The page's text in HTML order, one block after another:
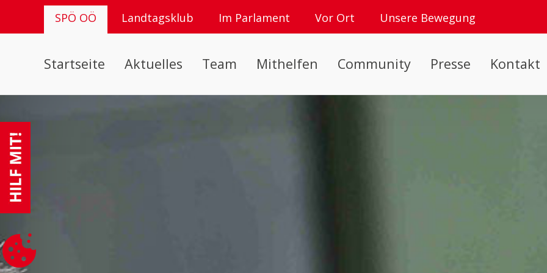
SPÖ OÖ Landtagsklub Im Parlament Vor Ort Unsere Bewegung
Startseite Aktuelles Team Mithelfen Community Presse Kontakt